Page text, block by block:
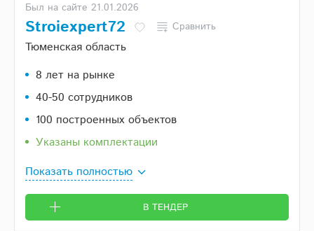
Был на сайте 21.01.2026
Stroiexpert72 Сравнить
Тюменская область
8 лет на рынке
40-50 сотрудников
100 построенных объектов
Указаны комплектации
Показать полностью
В ТЕНДЕР